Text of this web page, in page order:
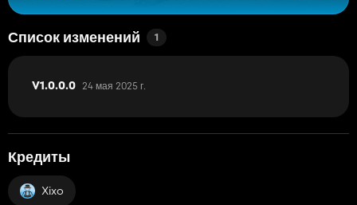
Список изменений 1
V1.0.0.0 24 мая 2025 г.
Кредиты
Xixo